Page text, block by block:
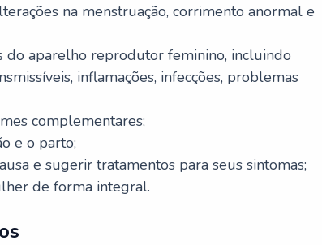
na menstruação, corrimento anormal e
do aparelho reprodutor feminino, incluindo
inflamações, infecções, problemas
complementares;
e o parto;
e sugerir tratamentos para seus sintomas;
de forma integral.